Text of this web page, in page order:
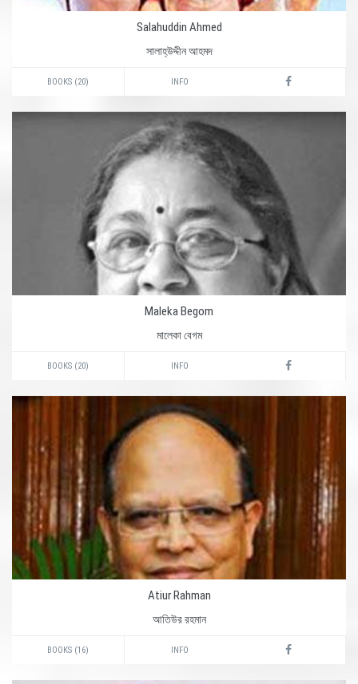
Salahuddin Ahmed
সালাহ্উদ্দীন আহমদ
BOOKS (20) INFO
Maleka Begom
মালেকা বেগম
BOOKS (20) INFO
Atiur Rahman
আতিউর রহমান
BOOKS (16) INFO